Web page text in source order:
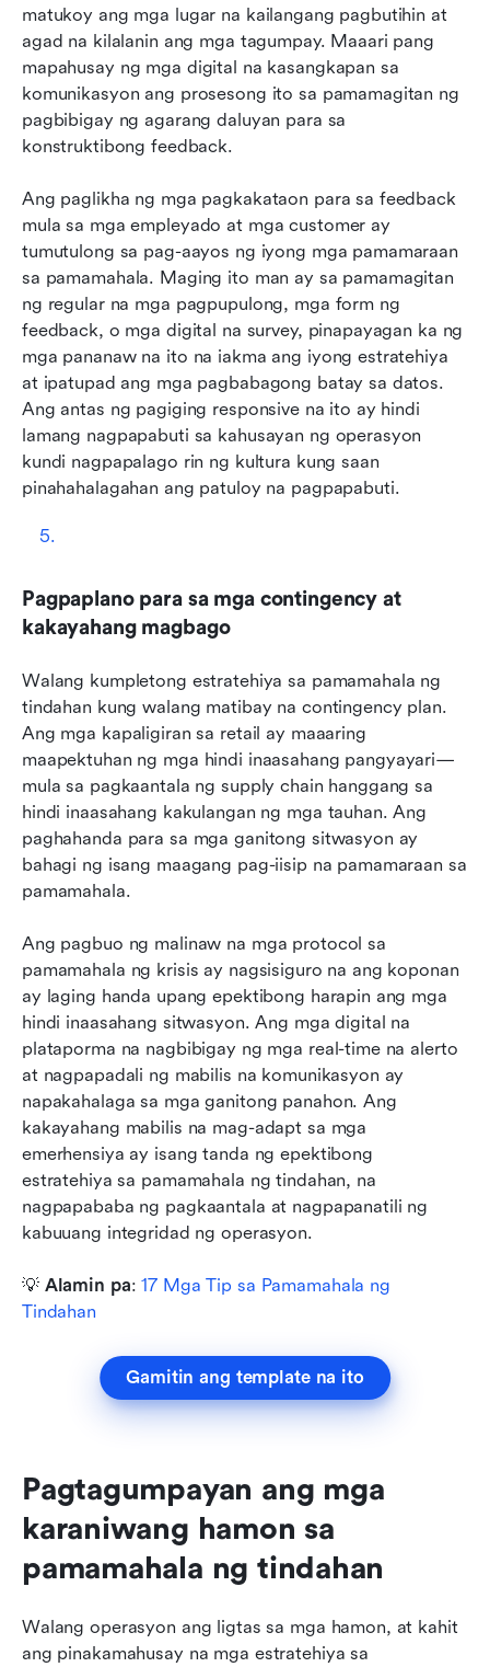
matukoy ang mga lugar na kailangang pagbutihin at
agad na kilalanin ang mga tagumpay. Maaari pang
mapahusay ng mga digital na kasangkapan sa
komunikasyon ang prosesong ito sa pamamagitan ng
pagbibigay ng agarang daluyan para sa
konstruktibong feedback.
Ang paglikha ng mga pagkakataon para sa feedback
mula sa mga empleyado at mga customer ay
tumutulong sa pag-aayos ng iyong mga pamamaraan
sa pamamahala. Maging ito man ay sa pamamagitan
ng regular na mga pagpupulong, mga form ng
feedback, o mga digital na survey, pinapayagan ka ng
mga pananaw na ito na iakma ang iyong estratehiya
at ipatupad ang mga pagbabagong batay sa datos.
Ang antas ng pagiging responsive na ito ay hindi
lamang nagpapabuti sa kahusayan ng operasyon
kundi nagpapalago rin ng kultura kung saan
pinahahalagahan ang patuloy na pagpapabuti.
Pagpaplano para sa mga contingency at
kakayahang magbago
Walang kumpletong estratehiya sa pamamahala ng
tindahan kung walang matibay na contingency plan.
Ang mga kapaligiran sa retail ay maaaring
maapektuhan ng mga hindi inaasahang pangyayari—
mula sa pagkaantala ng supply chain hanggang sa
hindi inaasahang kakulangan ng mga tauhan. Ang
paghahanda para sa mga ganitong sitwasyon ay
bahagi ng isang maagang pag-iisip na pamamaraan sa
pamamahala.
Ang pagbuo ng malinaw na mga protocol sa
pamamahala ng krisis ay nagsisiguro na ang koponan
ay laging handa upang epektibong harapin ang mga
hindi inaasahang sitwasyon. Ang mga digital na
plataporma na nagbibigay ng mga real-time na alerto
at nagpapadali ng mabilis na komunikasyon ay
napakahalaga sa mga ganitong panahon. Ang
kakayahang mabilis na mag-adapt sa mga
emerhensiya ay isang tanda ng epektibong
estratehiya sa pamamahala ng tindahan, na
nagpapababa ng pagkaantala at nagpapanatili ng
kabuuang integridad ng operasyon.
💡 Alamin pa: 17 Mga Tip sa Pamamahala ng
Tindahan
Gamitin ang template na ito
Pagtagumpayan ang mga
karaniwang hamon sa
pamamahala ng tindahan
Walang operasyon ang ligtas sa mga hamon, at kahit
ang pinakamahusay na mga estratehiya sa